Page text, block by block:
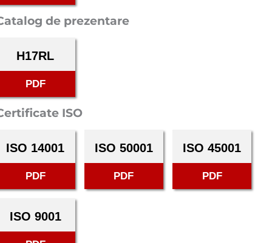
de prezentare
H17RL
PDF
ISO
ISO 14001
PDF
ISO 50001
PDF
ISO 45001
PDF
ISO 9001